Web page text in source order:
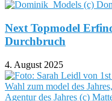
Next Topmodel
Durchbruch
4. August 2025